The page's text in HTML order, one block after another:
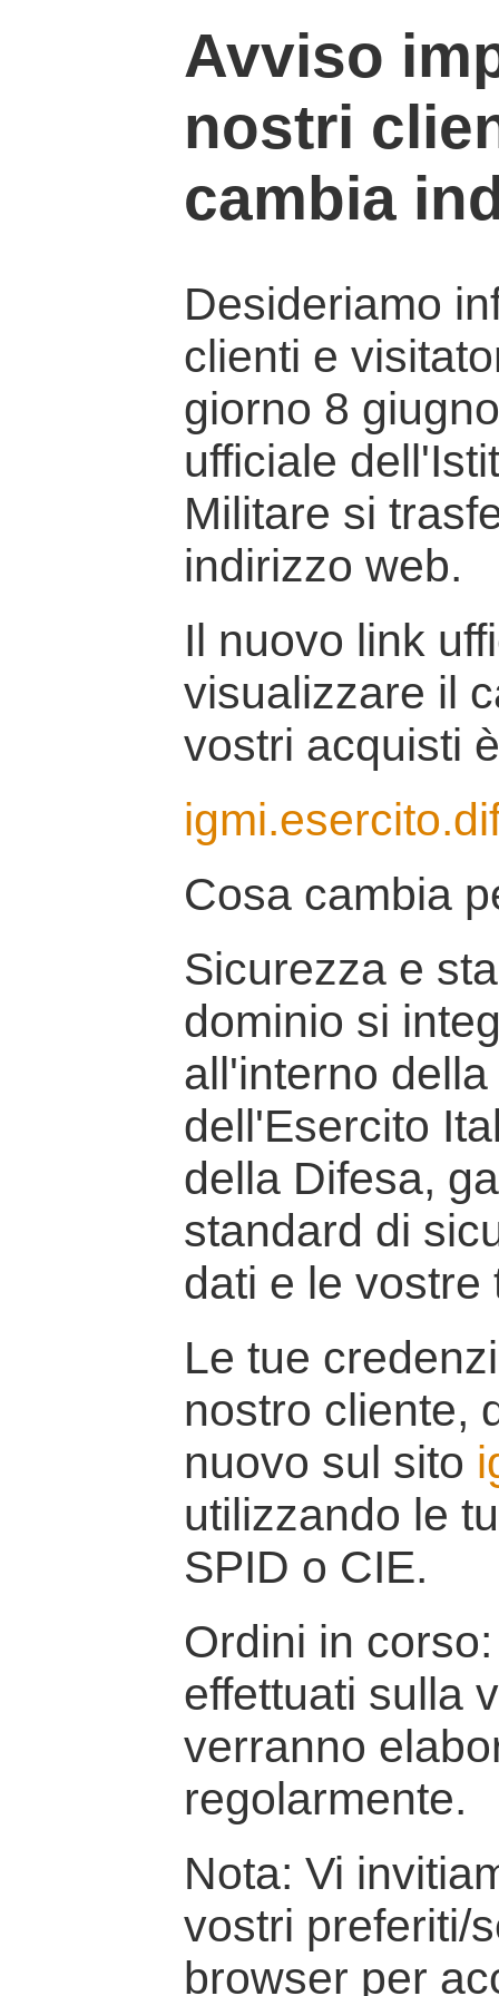
Avviso
nostri
cambia
Desideriamo
clienti e
giorno 8
ufficiale
Militare si
indirizzo web.
Il nuovo link
visualizzare il
vostri acquisti
Cosa cambia
Sicurezza e
dominio si
all'interno
dell'Esercito
della Difesa,
standard di
dati e le vostre
Le tue
nostro cliente,
nuovo sul sito
utilizzando le
SPID o CIE.
Ordini in
effettuati sulla
verranno
regolarmente.
Nota: Vi
vostri preferiti/
browser per